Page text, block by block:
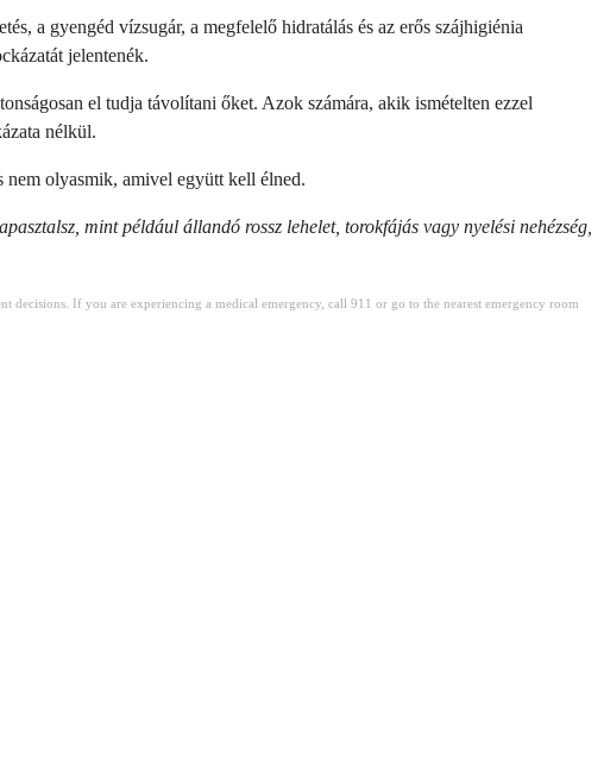
a gyengéd vízsugár, a megfelelő hidratálás és az erős szájhigiénia
jelentenék.
el tudja távolítani őket. Azok számára, akik ismételten ezzel
nélkül.
olyasmik, amivel együtt kell élned.
mint például állandó rossz lehelet, torokfájás vagy nyelési nehézség,
If you are experiencing a medical emergency, call 911 or go to the nearest emergency room